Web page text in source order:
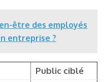
être des employés
entreprise ?
Public ciblé